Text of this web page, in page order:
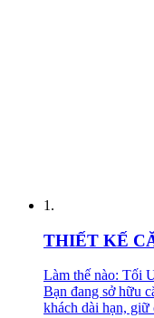
1.
THIẾT KẾ
Làm thế nào: Tối
Bạn đang sở hữu
khách dài hạn, giữ